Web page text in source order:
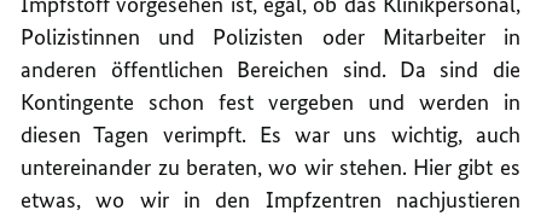
Polizistinnen und Polizisten oder Mitarbeiter in
anderen öffentlichen Bereichen sind. Da sind die
Kontingente schon fest vergeben und werden in
diesen Tagen verimpft. Es war uns wichtig, auch
untereinander zu beraten, wo wir stehen. Hier gibt es
etwas, wo wir in den Impfzentren nachjustieren